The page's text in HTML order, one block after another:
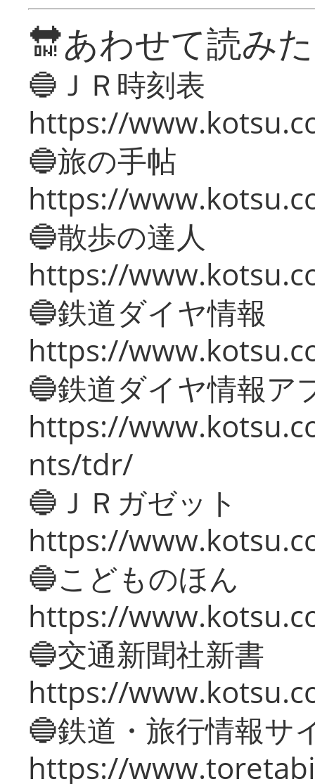
🔛あわせて読み
🔵ＪＲ時刻表
https://
🔵旅の手帖
https://
🔵散歩の達人
https://
🔵鉄道ダイヤ情報
https://
🔵鉄道ダイヤ情報ア
https://
nts/tdr/
🔵ＪＲガゼット
https://
🔵こどものほん
https://
🔵交通新聞社新書
https://
🔵鉄道・旅行情報サ
https://